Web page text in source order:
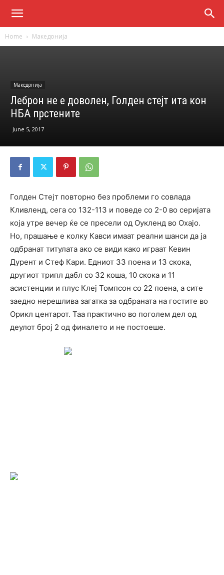
Home Македонија
Македонија
Леброн не е доволен, Голден стејт ита кон
НБА прстените
June 5, 2017
Голден Стејт повторно без проблеми го совлада
Кливленд, сега со 132-113 и поведе со 2-0 во серијата
која утре вечер ќе се пресели од Оукленд во Охајо.
Но, прашање е колку Кавси имаат реални шанси да ја
одбранат титулата ако се види како играат Кевин
Дурент и Стеф Кари. Едниот 33 поена и 13 скока,
другиот трипл дабл со 32 коша, 10 скока и 11
асистенции и плус Клеј Томпсон со 22 поена, а сите
заедно нерешлива загатка за одбраната на гостите во
Орикл центарот. Таа практично во поголем дел од
деулот број 2 од финалето и не постоеше.